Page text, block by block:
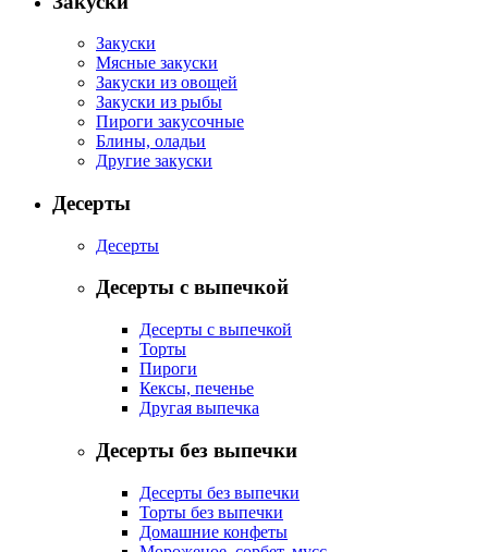
Закуски
Мясные закуски
Закуски из овощей
Закуски из рыбы
Пироги закусочные
Блины, оладьи
Другие закуски
Десерты
Десерты
Десерты с выпечкой
Десерты с выпечкой
Торты
Пироги
Кексы, печенье
Другая выпечка
Десерты без выпечки
Десерты без выпечки
Торты без выпечки
Домашние конфеты